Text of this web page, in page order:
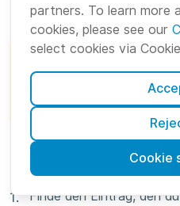
Einträge teilen#
kostenpflichtigen
in der
Teile einen Zeit- oder
Kalenderin
Finde den Eintrag, den
partners. To learn more
cookies, please see our
select cookies via
Cookie